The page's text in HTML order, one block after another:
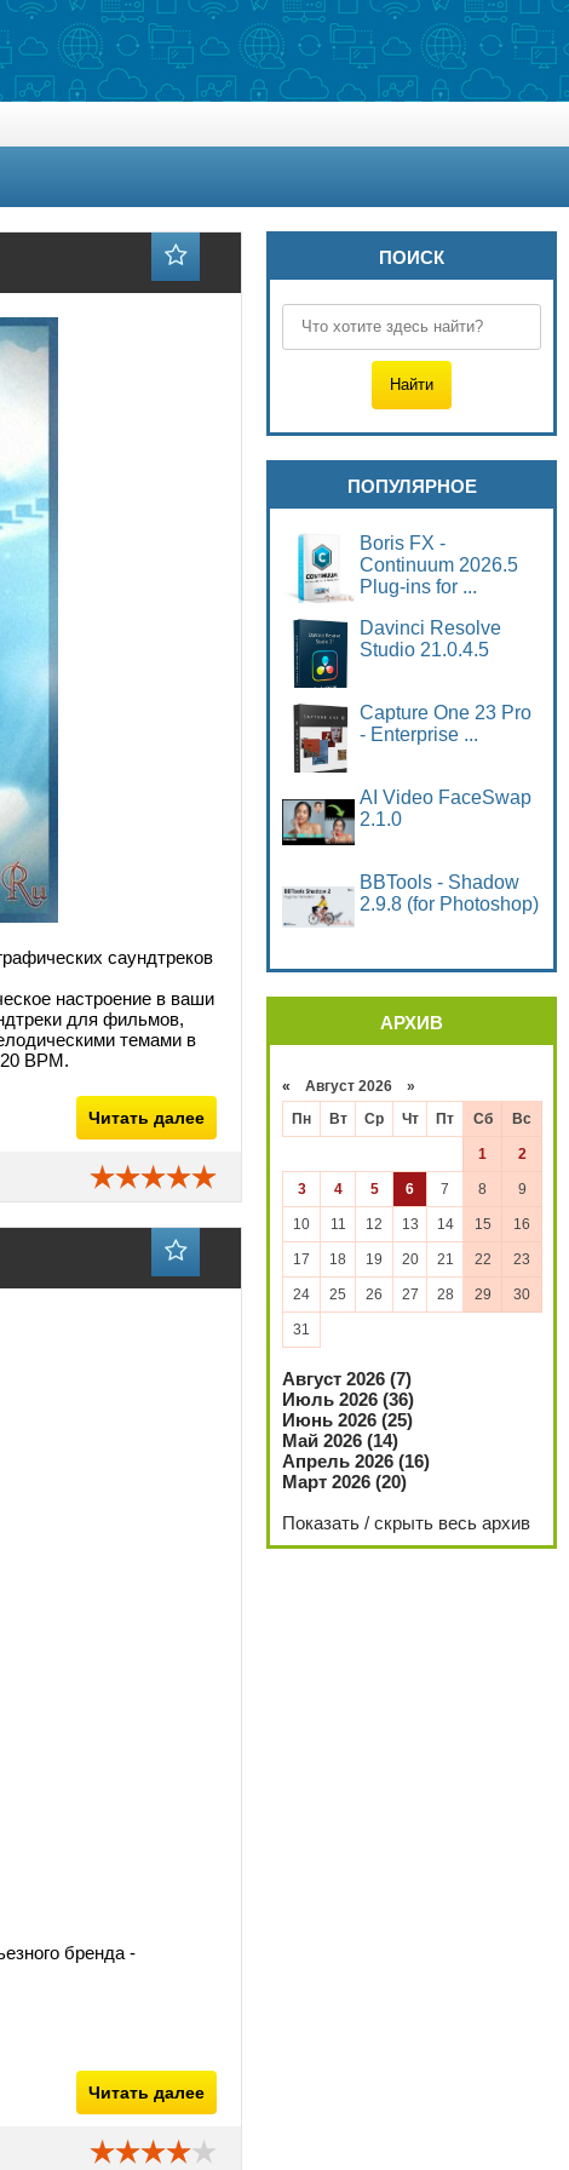
саундтреков
настроение в ваши
для фильмов,
темами в
BPM.
Читать далее
бренда -
Читать далее
ПОИСК
ПОПУЛЯРНОЕ
Boris FX -
Continuum 2026.5
Plug-ins for ...
Davinci Resolve
Studio 21.0.4.5
Capture One 23 Pro
- Enterprise ...
AI Video FaceSwap
2.1.0
BBTools - Shadow
2.9.8 (for Photoshop)
АРХИВ
« Август 2026 »
Пн
Вт Ср Чт Пт Сб Вс
1 2
3 4 5 6 7 8 9
10 11 12 13 14 15 16
17 18 19 20 21 22 23
24 25 26 27 28 29 30
31
Август 2026 (7)
Июль 2026 (36)
Июнь 2026 (25)
Май 2026 (14)
Апрель 2026 (16)
Март 2026 (20)
Показать / скрыть весь архив